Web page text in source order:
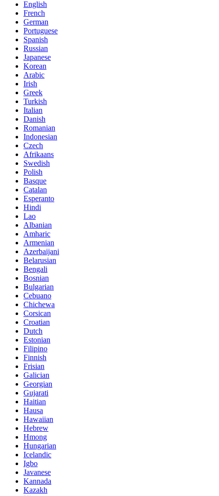
English
French
German
Portuguese
Spanish
Russian
Japanese
Korean
Arabic
Irish
Greek
Turkish
Italian
Danish
Romanian
Indonesian
Czech
Afrikaans
Swedish
Polish
Basque
Catalan
Esperanto
Hindi
Lao
Albanian
Amharic
Armenian
Azerbaijani
Belarusian
Bengali
Bosnian
Bulgarian
Cebuano
Chichewa
Corsican
Croatian
Dutch
Estonian
Filipino
Finnish
Frisian
Galician
Georgian
Gujarati
Haitian
Hausa
Hawaiian
Hebrew
Hmong
Hungarian
Icelandic
Igbo
Javanese
Kannada
Kazakh